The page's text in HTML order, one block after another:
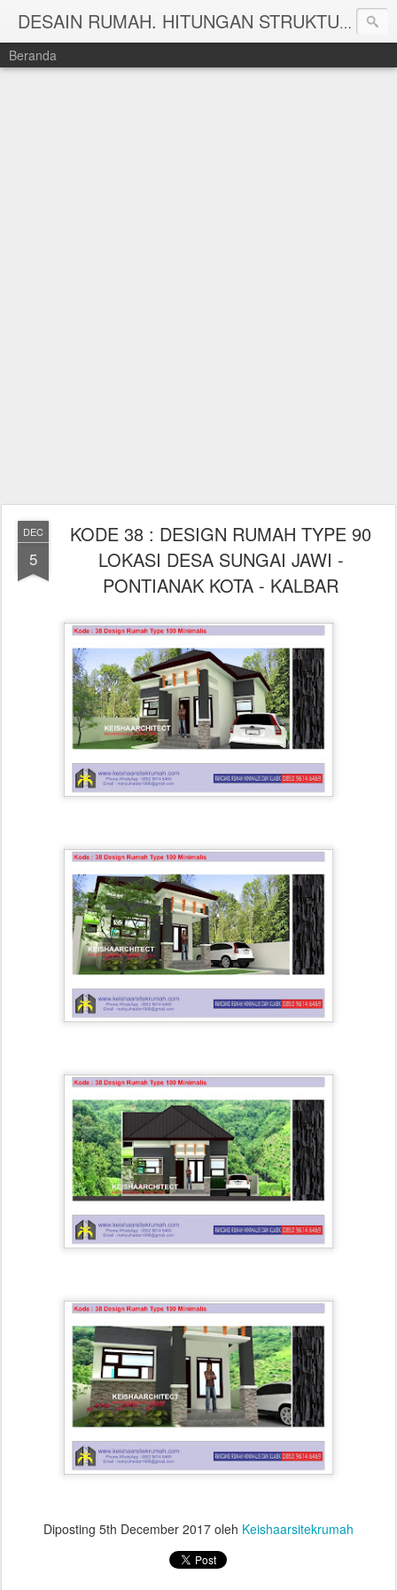
DESAIN RUMAH. HITUNGAN STRUKTUR DAN HITUNG RAB TAHUN 2025 WWW.KEISHAARSITEKRUMAH.COM
Beranda
DEC
5
KODE 38 : DESIGN RUMAH TYPE 90
LOKASI DESA SUNGAI JAWI -
PONTIANAK KOTA - KALBAR
Diposting 5th December 2017 oleh Keishaarsitekrumah